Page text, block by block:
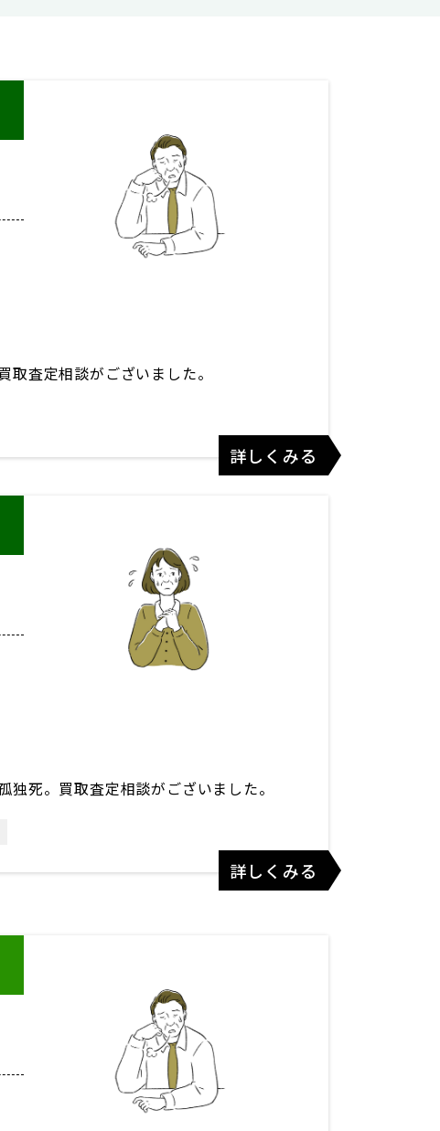
取査定相談がございました。
詳しくみる
独死。買取査定相談がございました。
詳しくみる